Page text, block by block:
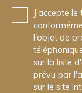
J'accepte
l'objet de
sur la liste
prévu par
sur le site